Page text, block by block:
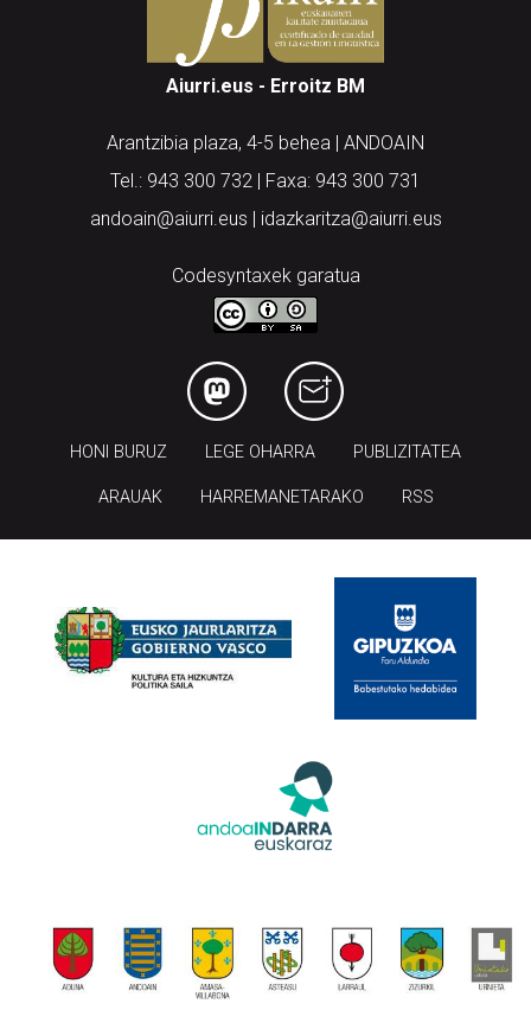
Aiurri.eus - Erroitz BM
Arantzibia plaza, 4-5 behea | ANDOAIN
Tel.: 943 300 732 | Faxa: 943 300 731
andoain@aiurri.eus | idazkaritza@aiurri.eus
Codesyntaxek garatua
HONI BURUZ LEGE OHARRA PUBLIZITATEA
ARAUAK HARREMANETARAKO RSS